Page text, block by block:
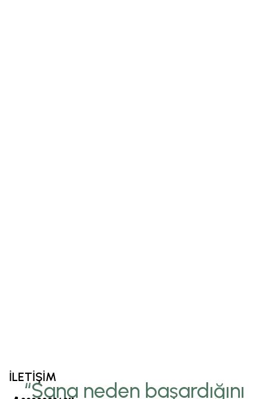
“Sana neden başardığını
İLETİŞİM